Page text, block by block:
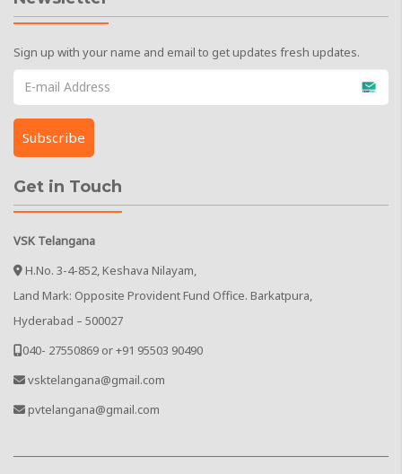
Sign up with your name and email to get updates fresh updates.
Get in Touch
VSK Telangana
H.No. 3-4-852, Keshava Nilayam,
Land Mark: Opposite Provident Fund Office. Barkatpura,
Hyderabad – 500027
040- 27550869 or +91 95503 90490
vsktelangana@gmail.com
pvtelangana@gmail.com